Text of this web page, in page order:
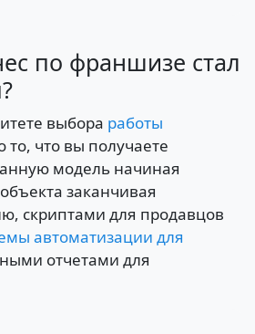
по франшизе стал
выбора работы
то, что вы получаете
модель начиная
заканчивая
скриптами для продавцов
автоматизации для
отчетами для